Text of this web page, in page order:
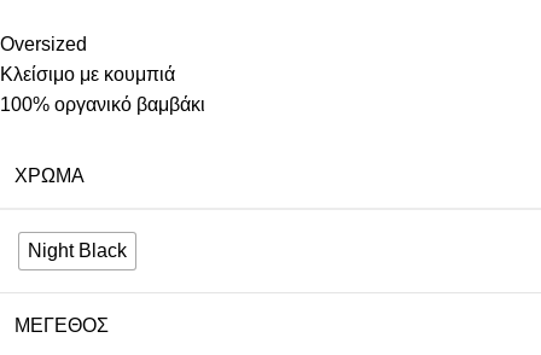
Oversized
Κλείσιμο με κουμπιά
100% οργανικό βαμβάκι
ΧΡΏΜΑ
Night Black
ΜΈΓΕΘΟΣ